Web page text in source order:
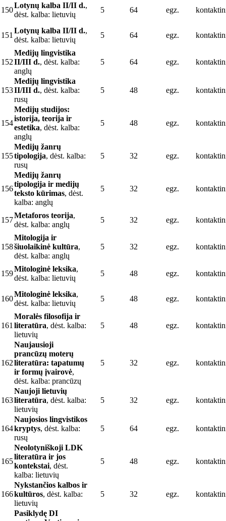
150
Lotynų kalba II/II d.,
dėst. kalba: lietuvių
5 64 egz.
151
Lotynų kalba II/II d.,
dėst. kalba: lietuvių
5 64 egz.
152
Medijų lingvistika
II/III d., dėst. kalba:
anglų
5 64 egz.
153
Medijų lingvistika
II/III d., dėst. kalba:
rusų
5 48 egz.
154
Medijų studijos:
istorija, teorija ir
estetika, dėst. kalba:
anglų
5 48 egz.
155
Medijų žanrų
tipologija, dėst. kalba:
rusų
5 32 egz.
156
Medijų žanrų
tipologija ir medijų
teksto kūrimas, dėst.
kalba: anglų
5 32 egz.
157
Metaforos teorija,
dėst. kalba: anglų
5 32 egz.
158
Mitologija ir
šiuolaikinė kultūra,
dėst. kalba: anglų
5 32 egz.
159
Mitologinė leksika,
dėst. kalba: lietuvių
5 48 egz.
160
Mitologinė leksika,
dėst. kalba: lietuvių
5 48 egz.
161
Moralės filosofija ir
literatūra, dėst. kalba:
lietuvių
5 48 egz.
162
Naujausioji
prancūzų moterų
literatūra: tapatumų
ir formų įvairovė,
dėst. kalba: prancūzų
5 32 egz.
163
Naujoji lietuvių
literatūra, dėst. kalba:
lietuvių
5 32 egz.
164
Naujosios lingvistikos
kryptys, dėst. kalba:
rusų
5 64 egz.
165
Neolotyniškoji LDK
literatūra ir jos
kontekstai, dėst.
kalba: lietuvių
5 48 egz.
166
Nykstančios kalbos ir
kultūros, dėst. kalba:
lietuvių
5 32 egz.
Pasiklydę DI